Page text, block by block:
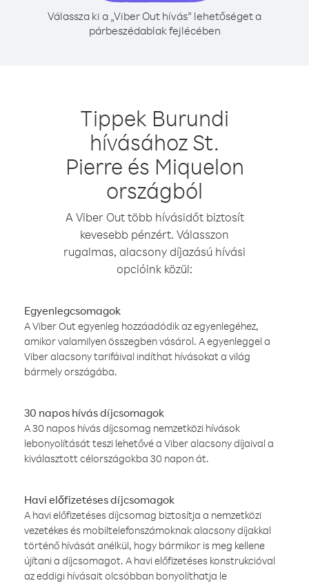
Válassza ki a „Viber Out hívás” lehetőséget a
párbeszédablak fejlécében
Tippek Burundi
hívásához St.
Pierre és Miquelon
országból
A Viber Out több hívásidőt biztosít
kevesebb pénzért. Válasszon
rugalmas, alacsony díjazású hívási
opcióink közül:
Egyenlegcsomagok
A Viber Out egyenleg hozzáadódik az egyenlegéhez,
amikor valamilyen összegben vásárol. A egyenleggel a
Viber alacsony tarifáival indíthat hívásokat a világ
bármely országába.
30 napos hívás díjcsomagok
A 30 napos hívás díjcsomag nemzetközi hívások
lebonyolítását teszi lehetővé a Viber alacsony díjaival a
kiválasztott célországokba 30 napon át.
Havi előfizetéses díjcsomagok
A havi előfizetéses díjcsomag biztosítja a nemzetközi
vezetékes és mobiltelefonszámoknak alacsony díjakkal
történő hívását anélkül, hogy bármikor is meg kellene
újítani a díjcsomagot. A havi előfizetéses konstrukcióval
az eddigi hívásait olcsóbban bonyolíthatja le